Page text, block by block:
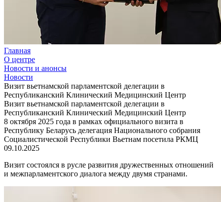
Главная
О центре
Новости и анонсы
Новости
Визит вьетнамской парламентской делегации в
Республиканский Клинический Медицинский Центр
Визит вьетнамской парламентской делегации в
Республиканский Клинический Медицинский Центр
8 октября 2025 года в рамках официального визита в
Республику Беларусь делегация Национального собрания
Социалистической Республики Вьетнам посетила РКМЦ
09.10.2025
Визит состоялся в русле развития дружественных отношений
и межпарламентского диалога между двумя странами.